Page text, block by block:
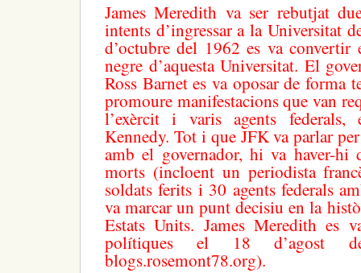
James Meredith va ser rebutjat
intents d’ingressar a la Universitat
d’octubre del 1962 es va
negre d’aquesta Universitat. El
Ross Barnet es va oposar de forma
promoure manifestacions que van
l’exèrcit i varis agents federals,
Kennedy. Tot i que JFK va parlar
amb el governador, hi va haver-hi
morts (incloent un periodista
soldats ferits i 30 agents federals
va marcar un punt decisiu en la
Estats Units. James Meredith es
polítiques el 18 d’agost
blogs.rosemont78.org).